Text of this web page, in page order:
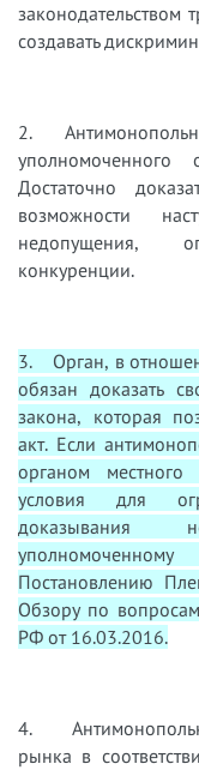
законодательством
создавать
2.
Достаточно
возможности
недопущения,
конкуренции.
3. Орган, в
обязан доказать
закона, которая
акт. Если
органом местного
условия для
доказывания
Постановлению
Обзору по
РФ от 16.03.2016.
4.
рынка в